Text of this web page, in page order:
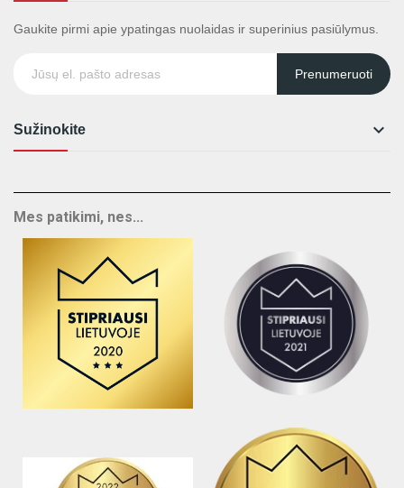
Gaukite pirmi apie ypatingas nuolaidas ir superinius pasiūlymus.
Prenumeruoti
Sužinokite 
Mes patikimi, nes...